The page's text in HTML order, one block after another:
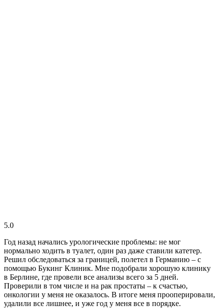
5.0
Год назад начались урологические проблемы: не мог
нормально ходить в туалет, один раз даже ставили катетер.
Решил обследоваться за границей, полетел в Германию – с
помощью Букинг Клиник. Мне подобрали хорошую клинику
в Берлине, где провели все анализы всего за 5 дней.
Проверили в том числе и на рак простаты – к счастью,
онкологии у меня не оказалось. В итоге меня прооперировали,
удалили все лишнее, и уже год у меня все в порядке.